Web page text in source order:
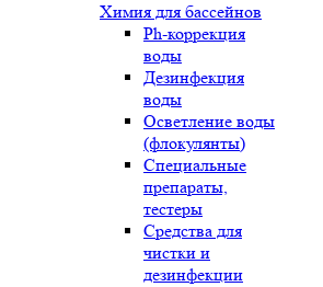
Химия для бассейнов
Ph-коррекция
воды
Дезинфекция
воды
Осветление воды
(флокулянты)
Специальные
препараты,
тестеры
Средства для
чистки и
дезинфекции